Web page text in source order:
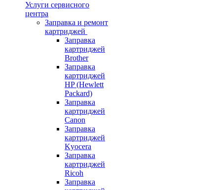
Услуги сервисного
центра
Заправка и ремонт
картриджей
Заправка
картриджей
Brother
Заправка
картриджей
HP (Hewlett
Packard)
Заправка
картриджей
Canon
Заправка
картриджей
Kyocera
Заправка
картриджей
Ricoh
Заправка